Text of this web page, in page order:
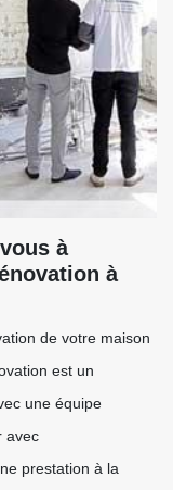
à
à
de votre maison
est un
une équipe
avec
prestation à la